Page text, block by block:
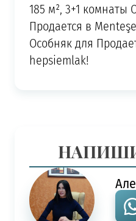
185 м², 3+1 комнаты
Продается в
Особняк для
hepsiemlak!